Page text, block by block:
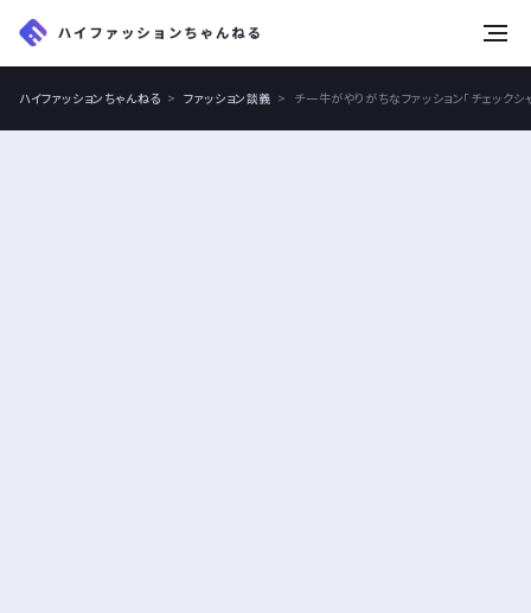
ハイファッションちゃんねる ファッション談義 チ一牛がやりがちなファッション「チェックシ